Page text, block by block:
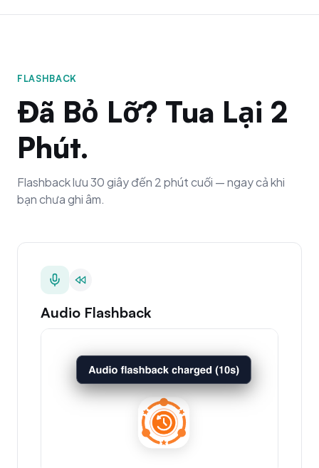
FLASHBACK
Đã Bỏ Lỡ? Tua Lại 2
Phút.
Flashback lưu 30 giây đến 2 phút cuối — ngay cả khi
bạn chưa ghi âm.
Audio Flashback